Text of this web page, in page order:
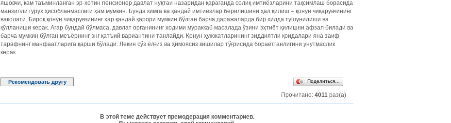
яшовчи, кам таъминланган эр-хотин пенсионер давлат нуқтаи назаридан қараганда солиқ имтиёзларини тақсимлаш борасида
манзилли гуруҳ ҳисобланмаслиги ҳам мумкин. Бунда кимга ва қандай имтиёзлар берилишини ҳал қилиш – қонун чиқарувчининг
ваколати. Бироқ қонун чиқарувчининг ҳар қандай қарори мумкин бўлган барча даражаларда бир хилда тушунилиши ва
қўлланиши керак. Агар бундай бўлмаса, давлат органининг ходими мураккаб масалада ўзини эҳтиёт қилишни афзал билади ва
барча мумкин бўлган меъёрнинг энг қатъий вариантини танлайди. Қонун ҳужжатларининг зиддиятли қоидалари яна заиф
тарафнинг манфаатларига қарши бўлади. Лекин сўз ёлғиз ва ҳимоясиз кишилар тўғрисида бораётганлигини унутмаслик
керак...
Рекомендовать другу Поделиться…
Прочитано: 4011 раз(а)
В этой теме действует премодерация комментариев.